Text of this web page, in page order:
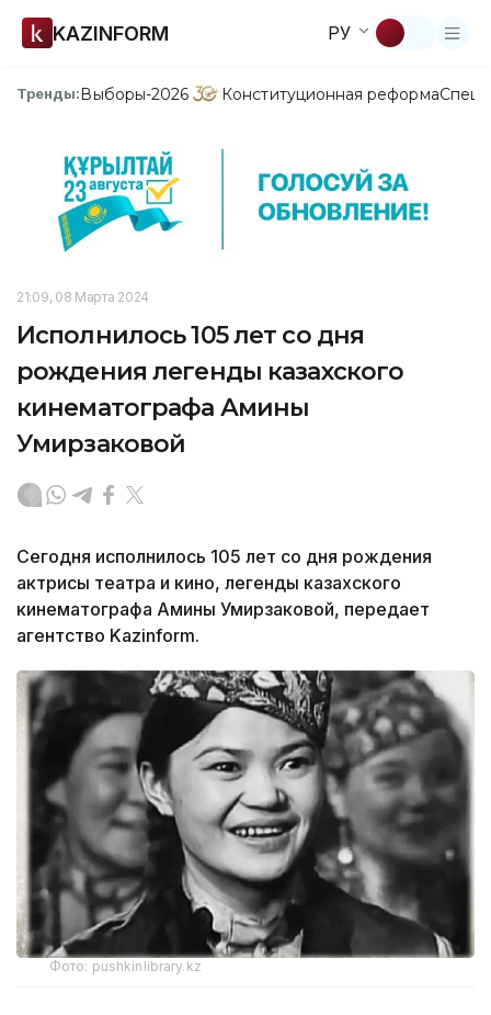
KAZINFORM РУ
Тренды:Выборы-2026 Конституционная реформа
21:09, 08 Марта 2024
Исполнилось 105 лет со дня
рождения легенды казахского
кинематографа Амины
Умирзаковой
Сегодня исполнилось 105 лет со дня рождения
актрисы театра и кино, легенды казахского
кинематографа Амины Умирзаковой, передает
агентство Kazinform­.
Фото: pushkinlibrary.kz